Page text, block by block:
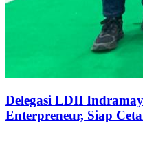
Delegasi LDII
Enterpreneur, Siap